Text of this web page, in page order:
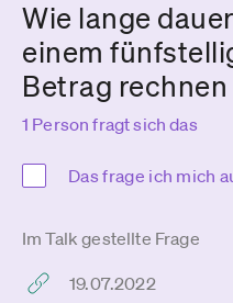
Wie lange
einem
Betrag rechnen
1 Person fragt sich das
Das frage ich mich
Im Talk gestellte Frage
19.07.2022